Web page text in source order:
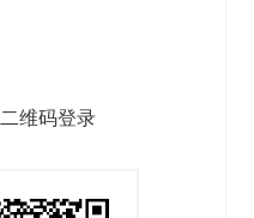
维码登录